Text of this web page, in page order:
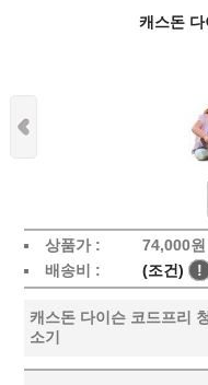
캐스돈
상품가 : 74,000원
배송비 :
(조건) !
캐스돈 다이슨 코드프리
소기